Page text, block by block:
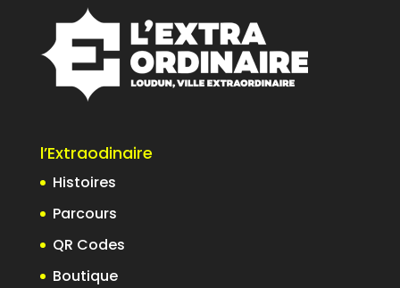
l’Extraodinaire
Histoires
Parcours
QR Codes
Boutique